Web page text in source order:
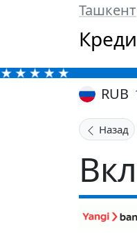
Ташкент
RUB
Назад